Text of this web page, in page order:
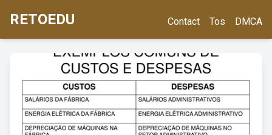
RETOEDU Contact Tos DMCA